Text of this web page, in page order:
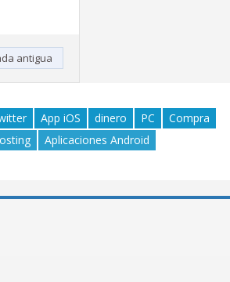
antigua
App iOS dinero PC
Compra
Aplicaciones Android